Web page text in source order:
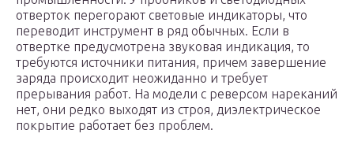
отверток перегорают световые индикаторы, что
переводит инструмент в ряд обычных. Если в
отвертке предусмотрена звуковая индикация, то
требуются источники питания, причем завершение
заряда происходит неожиданно и требует
прерывания работ. На модели с реверсом нареканий
нет, они редко выходят из строя, диэлектрическое
покрытие работает без проблем.